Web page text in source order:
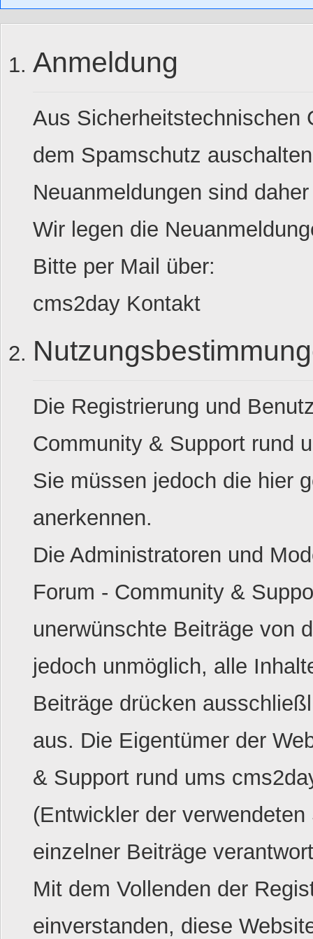
Anmeldung
Aus Sicherheitstechnischen
dem Spamschutz
Neuanmeldungen sind
Wir legen die
Bitte per Mail über:
cms2day Kontakt
Die Registrierung und
Community & Support rund
Sie müssen jedoch die hier
anerkennen.
Die Administratoren und
Forum - Community &
unerwünschte Beiträge von
jedoch unmöglich, alle
Beiträge drücken
aus. Die Eigentümer der
& Support rund ums
(Entwickler der
einzelner Beiträge
Mit dem Vollenden der
einverstanden, diese